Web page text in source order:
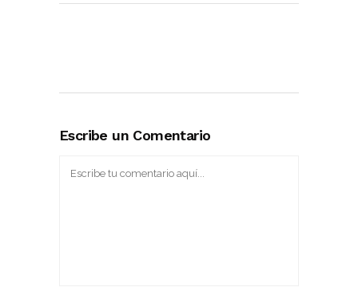
Escribe un Comentario